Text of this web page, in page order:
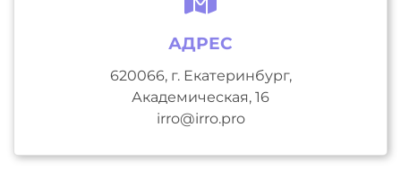
АДРЕС
620066, г. Екатеринбург,
Академическая, 16
irro@irro.pro